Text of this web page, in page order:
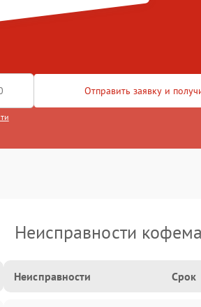
Отправить заявку и
Неисправности
Неисправности Срок